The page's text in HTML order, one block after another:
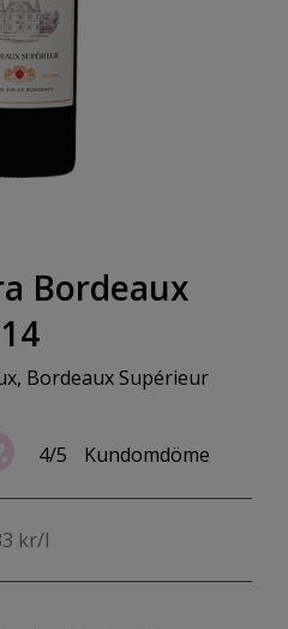
Bordeaux
Bordeaux Supérieur
4/5 Kundomdöme
kr/l